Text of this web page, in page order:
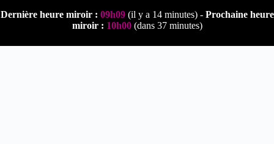
au
Dernière heure miroir : 09h09(il y a 14 minutes) - Prochaine heure
miroir : 10h00(dans 37 minutes)